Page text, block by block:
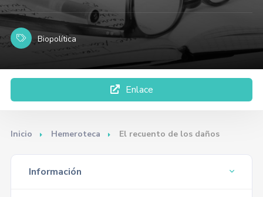
Biopolítica
Enlace
Inicio Hemeroteca El recuento de los daños
Información